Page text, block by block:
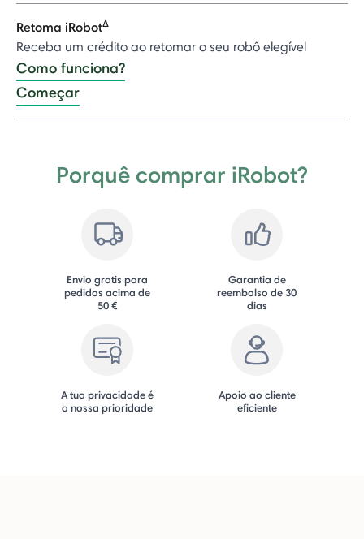
Retoma iRobotΔ
Receba um crédito ao retomar o seu robô elegível
Como funciona?
Começar
Porquê comprar iRobot?
Envio gratis para
pedidos acima de
50 €
Garantia de
reembolso de 30
dias
A tua privacidade é
a nossa prioridade
Apoio ao cliente
eficiente